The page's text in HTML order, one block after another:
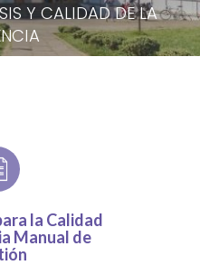
Y CALIDAD DE LA
la Calidad
Manual de